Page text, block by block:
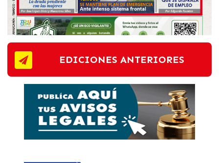
EDICIONES ANTERIORES